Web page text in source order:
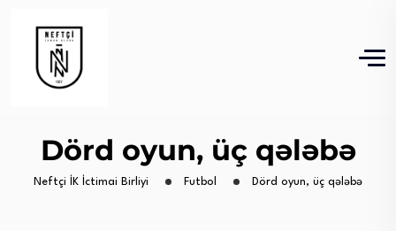
Dörd oyun, üç qələbə
Neftçi İK İctimai Birliyi Futbol Dörd oyun, üç qələbə